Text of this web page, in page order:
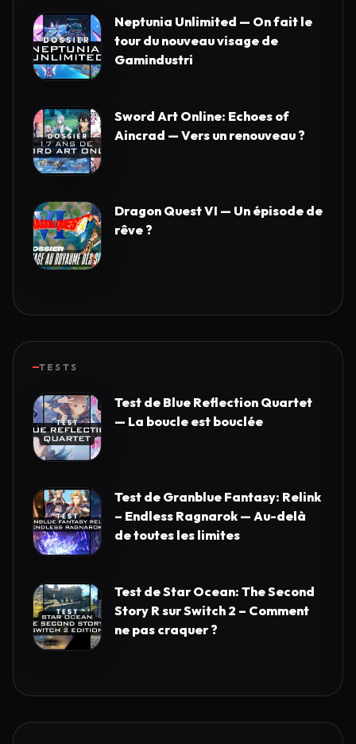
Neptunia Unlimited — On fait le
tour du nouveau visage de
Gamindustri
Sword Art Online: Echoes of
Aincrad — Vers un renouveau ?
Dragon Quest VI — Un épisode de
rêve ?
TESTS
Test de Blue Reflection Quartet
— La boucle est bouclée
Test de Granblue Fantasy: Relink
– Endless Ragnarok — Au-delà
de toutes les limites
Test de Star Ocean: The Second
Story R sur Switch 2 – Comment
ne pas craquer ?